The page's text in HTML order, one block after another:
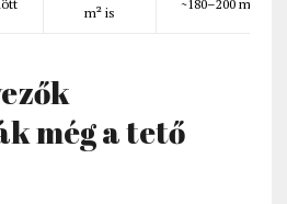
m² is
~180–200 m²
még a tető